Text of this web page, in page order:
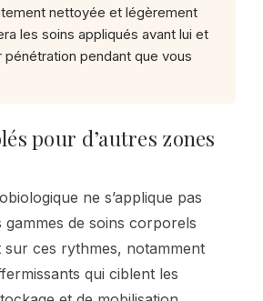
nettoyée et légèrement
les soins appliqués avant lui et
pénétration pendant que vous
pour d’autres zones
ne s’applique pas
gammes de soins corporels
sur ces rythmes, notamment
qui ciblent les